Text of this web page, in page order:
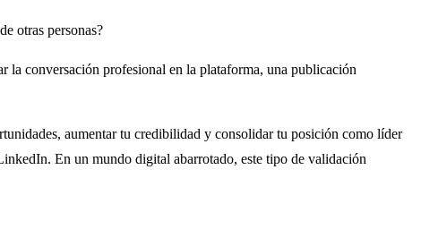
otras personas?
la conversación profesional en la plataforma, una publicación
aumentar tu credibilidad y consolidar tu posición como líder
En un mundo digital abarrotado, este tipo de validación